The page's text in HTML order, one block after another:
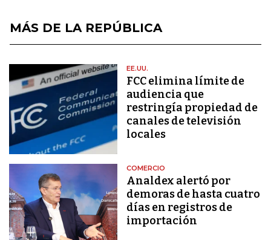
MÁS DE LA REPÚBLICA
EE.UU.
FCC elimina límite de
audiencia que
restringía propiedad de
canales de televisión
locales
COMERCIO
Analdex alertó por
demoras de hasta cuatro
días en registros de
importación